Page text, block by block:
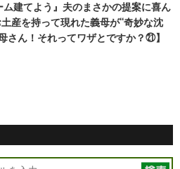
ム建てよう』夫のまさかの提案に喜ん
産を持って現れた義母が“奇妙な沈
さん！それってワザとですか？㉑】